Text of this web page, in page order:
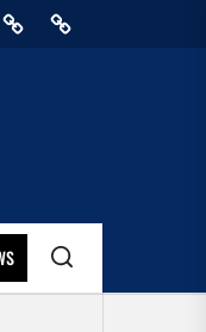
PrivacyAthirady